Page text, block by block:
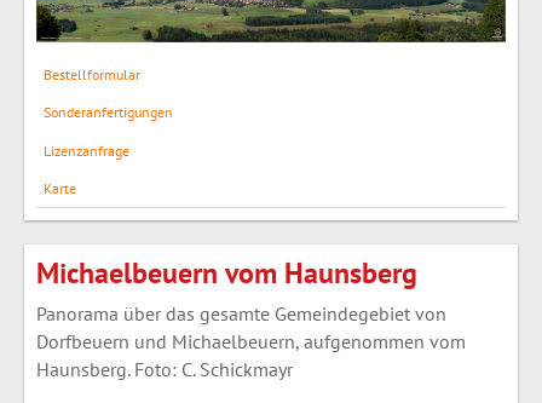
Bestellformular
Sonderanfertigungen
Lizenzanfrage
Karte
Michaelbeuern vom Haunsberg
Panorama über das gesamte Gemeindegebiet von
Dorfbeuern und Michaelbeuern, aufgenommen vom
Haunsberg. Foto: C. Schickmayr